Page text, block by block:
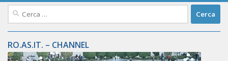
Ricerca
RO.AS.IT. – CHANNEL